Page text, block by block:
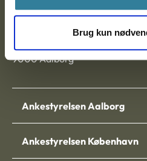
Brug kun
Postadresse:
9000 Aalborg
Ankestyrelsen Aalborg
Ankestyrelsen København